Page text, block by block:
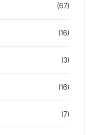
(67)
(16)
(3)
(16)
(7)